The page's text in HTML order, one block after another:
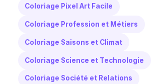
Coloriage Pixel Art Facile
Coloriage Profession et Métiers
Coloriage Saisons et Climat
Coloriage Science et Technologie
Coloriage Société et Relations